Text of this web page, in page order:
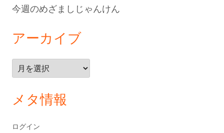
今週のめざましじゃんけん
アーカイブ
ー
イ
メタ情報
ログイン